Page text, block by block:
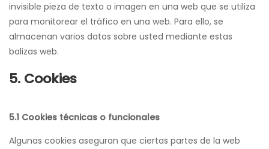
invisible pieza de texto o imagen en una web que se utiliza
para monitorear el tráfico en una web. Para ello, se
almacenan varios datos sobre usted mediante estas
balizas web.
5. Cookies
5.1 Cookies técnicas o funcionales
Algunas cookies aseguran que ciertas partes de la web